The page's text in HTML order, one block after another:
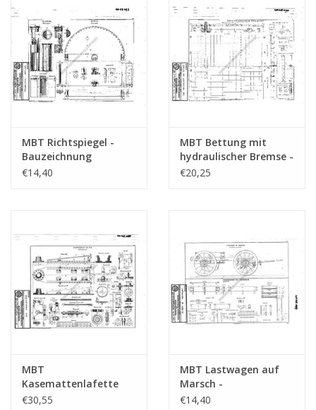
MBT Richtspiegel -
Bauzeichnung
Maßstab 1 : N/A
€14,40
MBT Bettung mit
hydraulischer Bremse -
Konstruktionszeichnung
€20,25
MBT
Kasemattenlafette
10cm - Bauzeichnung
€30,55
MBT Lastwagen auf
Marsch -
Bauzeichnung
€14,40